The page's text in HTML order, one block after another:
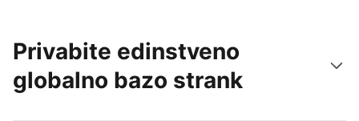
Privabite edinstveno
globalno bazo strank